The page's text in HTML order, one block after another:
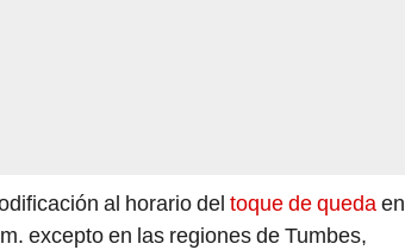
al horario del toque de quedaen
excepto en las regiones de Tumbes,